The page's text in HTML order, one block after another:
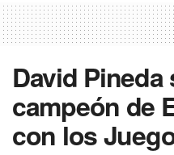
David
campeón de
con los